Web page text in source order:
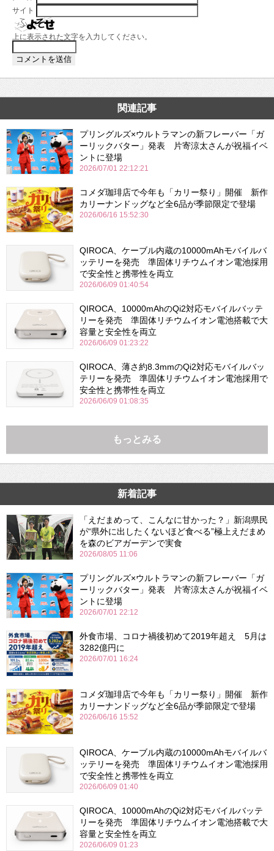
サイト
上に表示された文字を入力してください。
関連記事
プリングルズ×ウルトラマンの新フレーバー「ガ
ーリックバター」発表 片寄涼太さんが祝福イベ
ントに登場
2026/07/01 22:12:21
コメダ珈琲店で今年も「カリー祭り」開催 新作
カリーナンドッグなど全6品が季節限定で登場
2026/06/16 15:52:30
QIROCA、ケーブル内蔵の10000mAhモバイルバ
ッテリーを発売 準固体リチウムイオン電池採用
で安全性と携帯性を両立
2026/06/09 01:40:54
QIROCA、10000mAhのQi2対応モバイルバッテ
リーを発売 準固体リチウムイオン電池搭載で大
容量と安全性を両立
2026/06/09 01:23:22
QIROCA、薄さ約8.3mmのQi2対応モバイルバッ
テリーを発売 準固体リチウムイオン電池採用で
安全性と携帯性を両立
2026/06/09 01:08:35
もっとみる
新着記事
「えだまめって、こんなに甘かった？」新潟県民
が“県外に出したくないほど食べる”極上えだまめ
を森のビアガーデンで実食
2026/08/05 11:06
プリングルズ×ウルトラマンの新フレーバー「ガ
ーリックバター」発表 片寄涼太さんが祝福イベ
ントに登場
2026/07/01 22:12
外食市場、コロナ禍後初めて2019年超え 5月は
3282億円に
2026/07/01 16:24
コメダ珈琲店で今年も「カリー祭り」開催 新作
カリーナンドッグなど全6品が季節限定で登場
2026/06/16 15:52
QIROCA、ケーブル内蔵の10000mAhモバイルバ
ッテリーを発売 準固体リチウムイオン電池採用
で安全性と携帯性を両立
2026/06/09 01:40
QIROCA、10000mAhのQi2対応モバイルバッテ
リーを発売 準固体リチウムイオン電池搭載で大
容量と安全性を両立
2026/06/09 01:23